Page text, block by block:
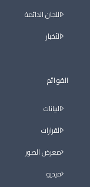
اللجان الدائمة
الأخبار
القوائم
البيانات
القرارات
معرض الصور
فيديو